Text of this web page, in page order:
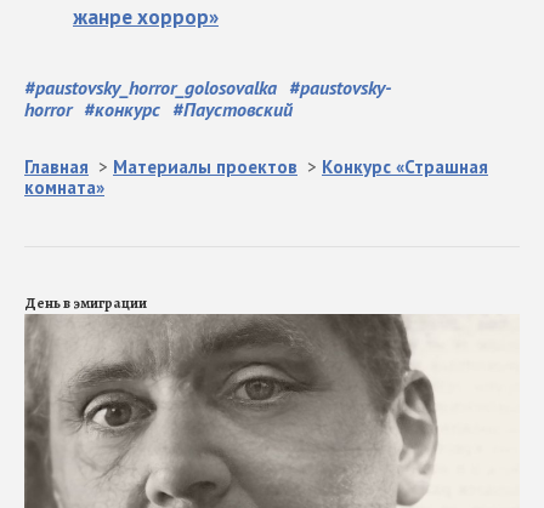
жанре хоррор»
#paustovsky_horror_golosovalka #paustovsky-
horror #конкурс #Паустовский
Главная > Материалы проектов > Конкурс «Страшная
комната»
День в эмиграции